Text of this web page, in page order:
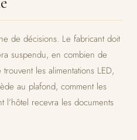
de décisions. Le fabricant doit
suspendu, en combien de
les alimentations LED,
au plafond, comment les
l’hôtel recevra les documents